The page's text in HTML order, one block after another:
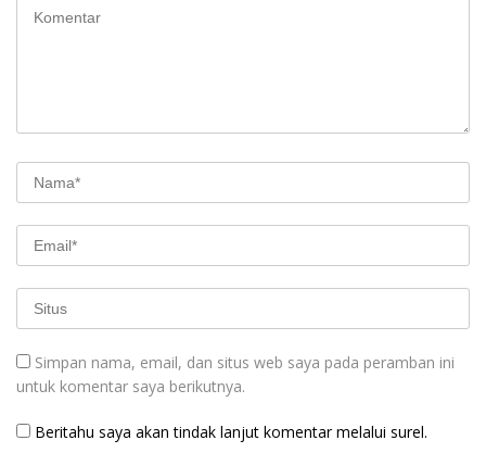
Simpan nama, email, dan situs web saya pada peramban ini
untuk komentar saya berikutnya.
Beritahu saya akan tindak lanjut komentar melalui surel.